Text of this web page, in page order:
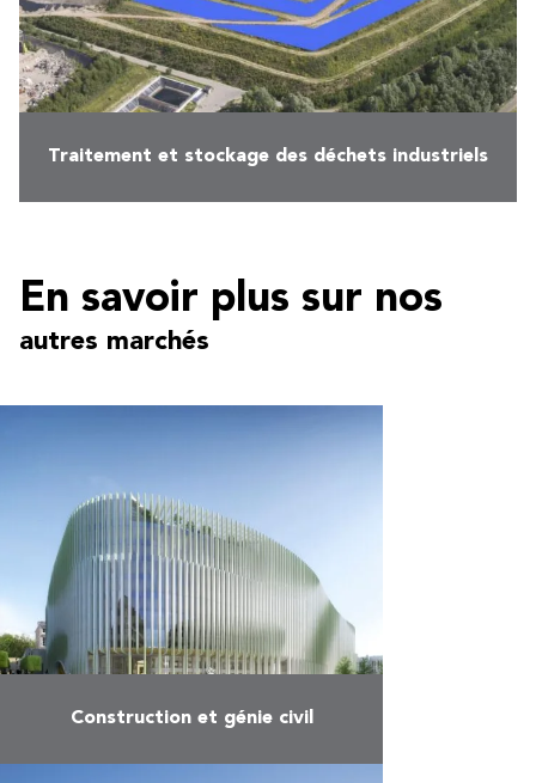
Traitement et stockage des déchets industriels
En savoir plus sur nos
autres marchés
Construction et génie civil